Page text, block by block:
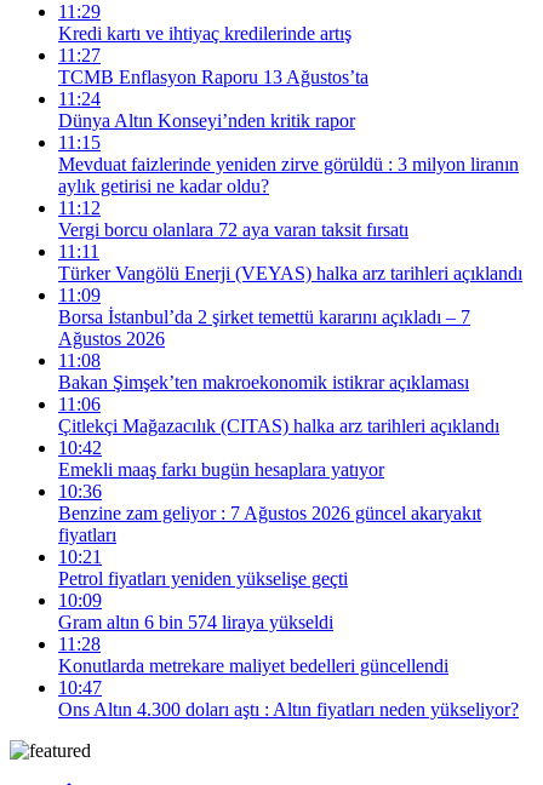
11:29
Kredi kartı ve ihtiyaç kredilerinde artış
11:27
TCMB Enflasyon Raporu 13 Ağustos’ta
11:24
Dünya Altın Konseyi’nden kritik rapor
11:15
Mevduat faizlerinde yeniden zirve görüldü : 3 milyon liranın
aylık getirisi ne kadar oldu?
11:12
Vergi borcu olanlara 72 aya varan taksit fırsatı
11:11
Türker Vangölü Enerji (VEYAS) halka arz tarihleri açıklandı
11:09
Borsa İstanbul’da 2 şirket temettü kararını açıkladı – 7
Ağustos 2026
11:08
Bakan Şimşek’ten makroekonomik istikrar açıklaması
11:06
Çitlekçi Mağazacılık (CITAS) halka arz tarihleri açıklandı
10:42
Emekli maaş farkı bugün hesaplara yatıyor
10:36
Benzine zam geliyor : 7 Ağustos 2026 güncel akaryakıt
fiyatları
10:21
Petrol fiyatları yeniden yükselişe geçti
10:09
Gram altın 6 bin 574 liraya yükseldi
11:28
Konutlarda metrekare maliyet bedelleri güncellendi
10:47
Ons Altın 4.300 doları aştı : Altın fiyatları neden yükseliyor?